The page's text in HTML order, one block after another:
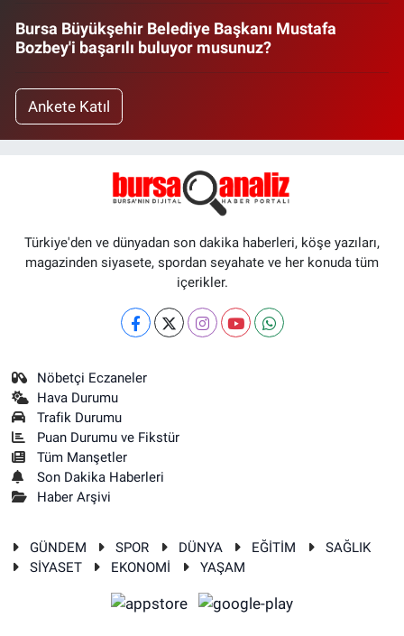
Bursa Büyükşehir Belediye Başkanı Mustafa
Bozbey'i başarılı buluyor musunuz?
Ankete Katıl
Türkiye'den ve dünyadan son dakika haberleri, köşe yazıları,
magazinden siyasete, spordan seyahate ve her konuda tüm
içerikler.
Nöbetçi Eczaneler
Hava Durumu
Trafik Durumu
Puan Durumu ve Fikstür
Tüm Manşetler
Son Dakika Haberleri
Haber Arşivi
GÜNDEM SPOR DÜNYA EĞİTİM
SAĞLIK
SİYASET
EKONOMİ YAŞAM